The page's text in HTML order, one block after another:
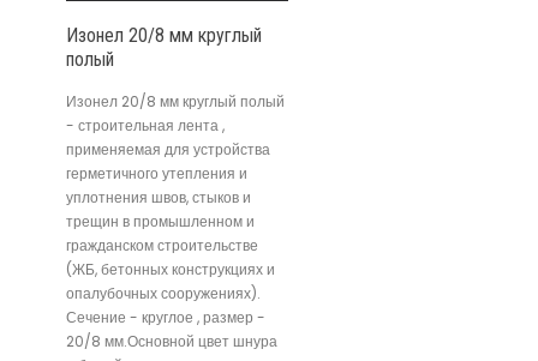
Изонел 20/8 мм круглый
полый
Изонел 20/8 мм круглый полый
- строительная лента ,
применяемая для устройства
герметичного утепления и
уплотнения швов, стыков и
трещин в промышленном и
гражданском строительстве
(ЖБ, бетонных конструкциях и
опалубочных сооружениях).
Сечение - круглое , размер -
20/8 мм.Основной цвет шнура